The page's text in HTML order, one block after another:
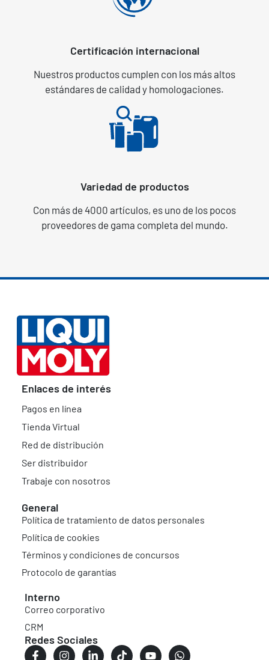
Certificación internacional
Nuestros productos cumplen con los más altos
estándares de calidad y homologaciones.
Variedad de productos
Con más de 4000 artículos, es uno de los pocos
proveedores de gama completa del mundo.
Enlaces de interés
Pagos en línea
Tienda Virtual
Red de distribución
Ser distribuidor
Trabaje con nosotros
General
Política de tratamiento de datos personales
Política de cookies
Términos y condiciones de concursos
Protocolo de garantías
Interno
Correo corporativo
CRM
Redes Sociales